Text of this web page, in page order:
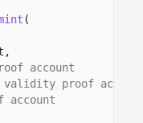
(
account
proof
account